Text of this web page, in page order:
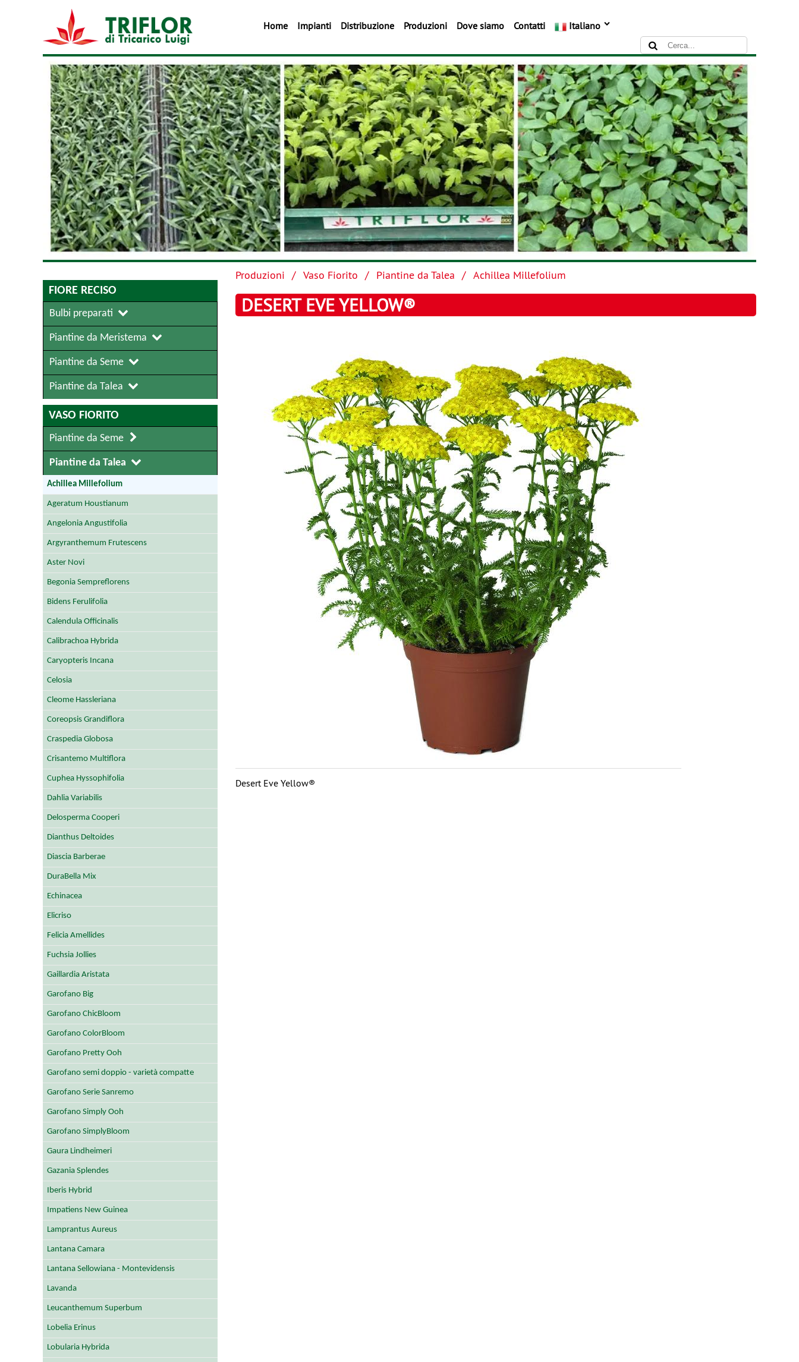
Home Impianti Distribuzione Produzioni Dove siamo Contatti Italiano
Produzioni Vaso Fiorito Piantine da Talea Achillea Millefolium
DESERT EVE YELLOW®
Desert Eve Yellow®
FIORE RECISO
Bulbi preparati
Piantine da Meristema
Piantine da Seme
Piantine da Talea
VASO FIORITO
Piantine da Seme
Piantine da Talea
Achillea Millefolium
Ageratum Houstianum
Angelonia Angustifolia
Argyranthemum Frutescens
Aster Novi
Begonia Sempreflorens
Bidens Ferulifolia
Calendula Officinalis
Calibrachoa Hybrida
Caryopteris Incana
Celosia
Cleome Hassleriana
Coreopsis Grandiflora
Craspedia Globosa
Crisantemo Multiflora
Cuphea Hyssophifolia
Dahlia Variabilis
Delosperma Cooperi
Dianthus Deltoides
Diascia Barberae
DuraBella Mix
Echinacea
Elicriso
Felicia Amellides
Fuchsia Jollies
Gaillardia Aristata
Garofano Big
Garofano ChicBloom
Garofano ColorBloom
Garofano Pretty Ooh
Garofano semi doppio - varietà compatte
Garofano Serie Sanremo
Garofano Simply Ooh
Garofano SimplyBloom
Gaura Lindheimeri
Gazania Splendes
Iberis Hybrid
Impatiens New Guinea
Lamprantus Aureus
Lantana Camara
Lantana Sellowiana - Montevidensis
Lavanda
Leucanthemum Superbum
Lobelia Erinus
Lobularia Hybrida